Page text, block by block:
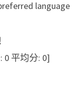
language
0 平均分: 0]